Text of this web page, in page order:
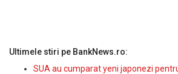
Ultimele stiri pe BankNews.ro:
SUA au cumparat yeni japonezi